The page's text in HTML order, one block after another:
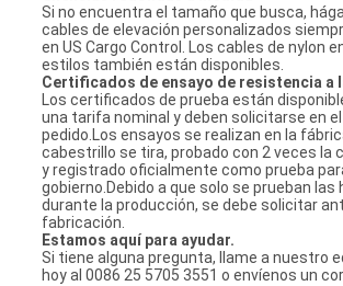
Si no encuentra el tamaño que busca,
cables de elevación personalizados
en US Cargo Control. Los cables de nylon
estilos también están disponibles.
Certificados de ensayo de resistencia a
Los certificados de prueba están
una tarifa nominal y deben solicitarse en
pedido.Los ensayos se realizan en la
cabestrillo se tira, probado con 2 veces la
y registrado oficialmente como prueba
gobierno.Debido a que solo se prueban las
durante la producción, se debe solicitar
fabricación.
Estamos aquí para ayudar.
Si tiene alguna pregunta, llame a nuestro
hoy al 0086 25 5705 3551 o envíenos un